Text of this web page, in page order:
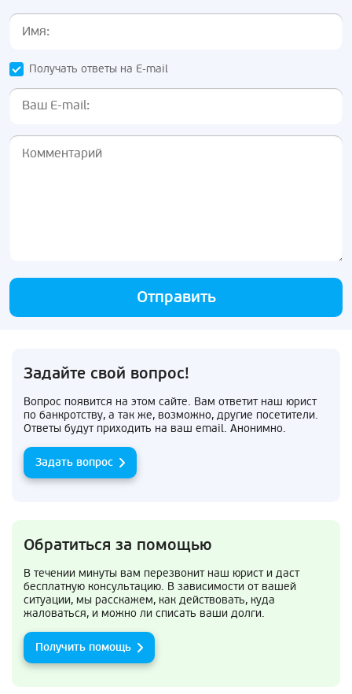
Получать ответы на E-mail
Отправить
Задайте свой вопрос!
Вопрос появится на этом сайте. Вам ответит наш юрист
по банкротству, а так же, возможно, другие посетители.
Ответы будут приходить на ваш email. Анонимно.
Задать вопрос
Обратиться за помощью
В течении минуты вам перезвонит наш юрист и даст
бесплатную консультацию. В зависимости от вашей
ситуации, мы расскажем, как действовать, куда
жаловаться, и можно ли списать ваши долги.
Получить помощь